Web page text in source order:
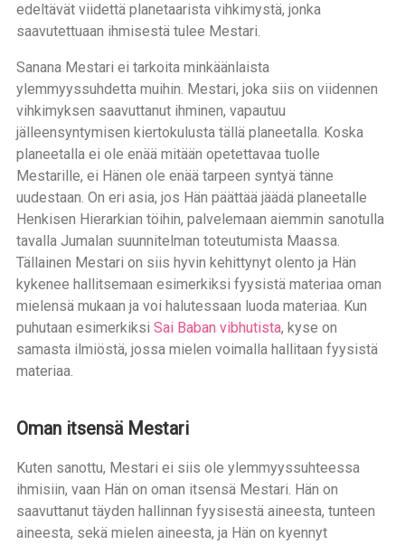
edeltävät viidettä planetaarista vihkimystä, jonka
saavutettuaan ihmisestä tulee Mestari.
Sanana Mestari ei tarkoita minkäänlaista
ylemmyyssuhdetta muihin. Mestari, joka siis on viidennen
vihkimyksen saavuttanut ihminen, vapautuu
jälleensyntymisen kiertokulusta tällä planeetalla. Koska
planeetalla ei ole enää mitään opetettavaa tuolle
Mestarille, ei Hänen ole enää tarpeen syntyä tänne
uudestaan. On eri asia, jos Hän päättää jäädä planeetalle
Henkisen Hierarkian töihin, palvelemaan aiemmin sanotulla
tavalla Jumalan suunnitelman toteutumista Maassa.
Tällainen Mestari on siis hyvin kehittynyt olento ja Hän
kykenee hallitsemaan esimerkiksi fyysistä materiaa oman
mielensä mukaan ja voi halutessaan luoda materiaa. Kun
puhutaan esimerkiksi Sai Baban vibhutista, kyse on
samasta ilmiöstä, jossa mielen voimalla hallitaan fyysistä
materiaa.
Oman itsensä Mestari
Kuten sanottu, Mestari ei siis ole ylemmyyssuhteessa
ihmisiin, vaan Hän on oman itsensä Mestari. Hän on
saavuttanut täyden hallinnan fyysisestä aineesta, tunteen
aineesta, sekä mielen aineesta, ja Hän on kyennyt